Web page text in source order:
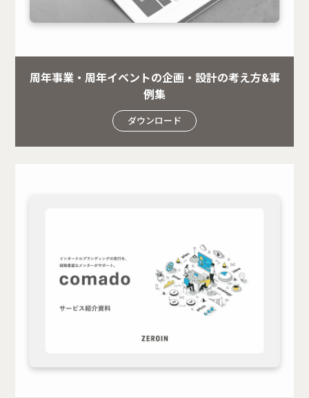
周年事業・周年イベントの企画・設計の考え方&事
例集
ダウンロード